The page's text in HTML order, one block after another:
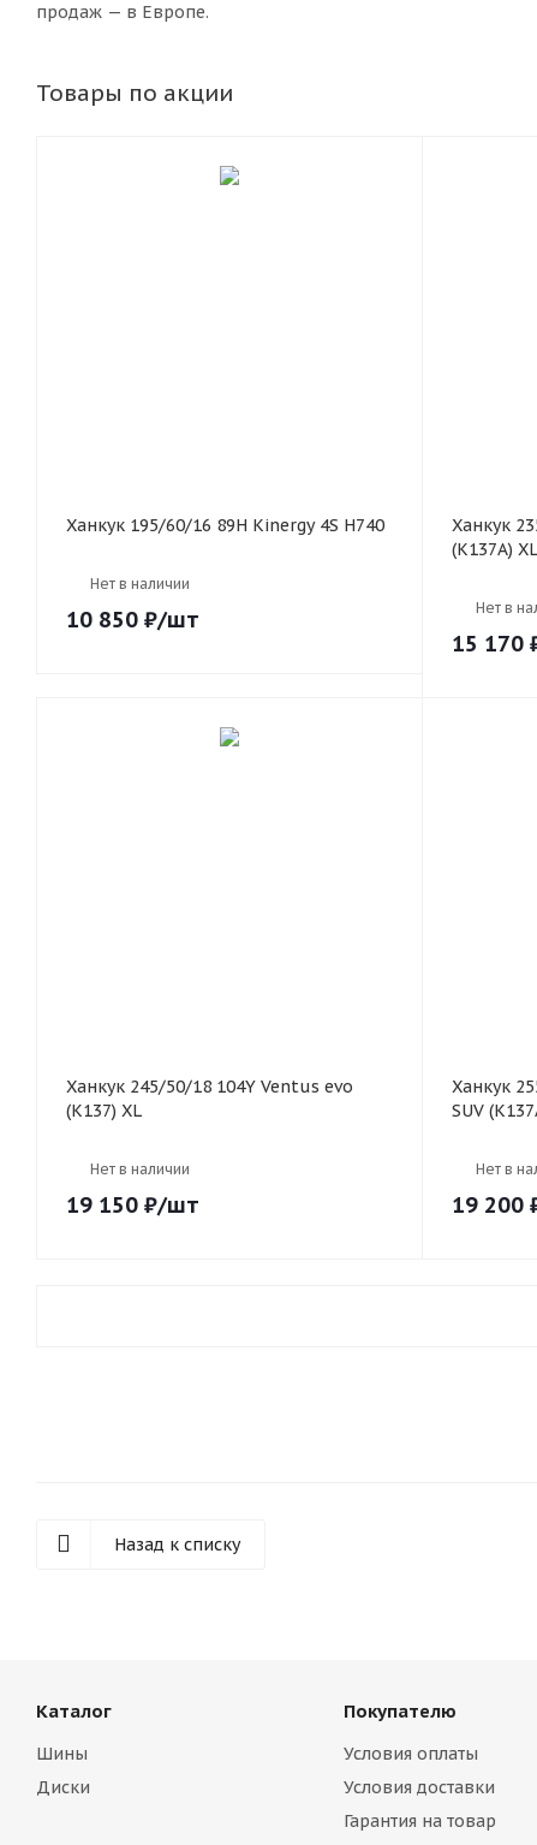
продаж — в Европе.
Товары по акции
Ханкук 195/60/16 89H Kinergy 4S H740
Нет в наличии
10 850 ₽/шт
Ханкук 235/50/18 101Y Ventus evo SUV
(K137A) XL
Нет в
15 170
Ханкук 245/50/18 104Y Ventus evo
(K137) XL
Нет в наличии
19 150 ₽/шт
Ханкук 255/55/19 111W Ventus evo
SUV
Нет в
19 200
Назад к списку
Каталог
Шины
Диски
Покупателю
Условия оплаты
Условия доставки
Гарантия на товар